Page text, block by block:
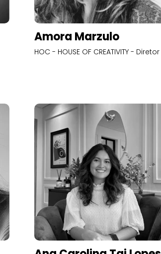
Amora Marzulo
HOC - HOUSE OF CREATIVITY - Diretor